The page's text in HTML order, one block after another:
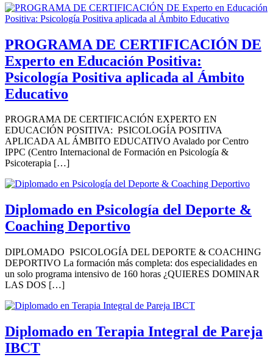
PROGRAMA DE CERTIFICACIÓN DE
Experto en Educación Positiva:
Psicología Positiva aplicada al Ámbito
Educativo
PROGRAMA DE CERTIFICACIÓN EXPERTO EN
EDUCACIÓN POSITIVA: PSICOLOGÍA POSITIVA
APLICADA AL ÁMBITO EDUCATIVO Avalado por Centro
IPPC (Centro Internacional de Formación en Psicología &
Psicoterapia […]
Diplomado en Psicología del Deporte &
Coaching Deportivo
DIPLOMADO PSICOLOGÍA DEL DEPORTE & COACHING
DEPORTIVO La formación más completa: dos especialidades en
un solo programa intensivo de 160 horas ¿QUIERES DOMINAR
LAS DOS […]
Diplomado en Terapia Integral de Pareja
IBCT